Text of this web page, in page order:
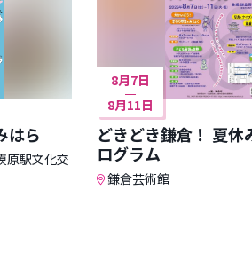
はら
原駅文化交
8月7日
8月11日
どきどき鎌倉！ 夏休
ログラム
鎌倉芸術館